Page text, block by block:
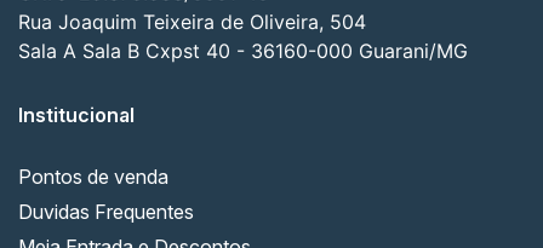
Rua Joaquim Teixeira de Oliveira, 504
Sala A Sala B Cxpst 40 - 36160-000 Guarani/MG
Institucional
Pontos de venda
Duvidas Frequentes